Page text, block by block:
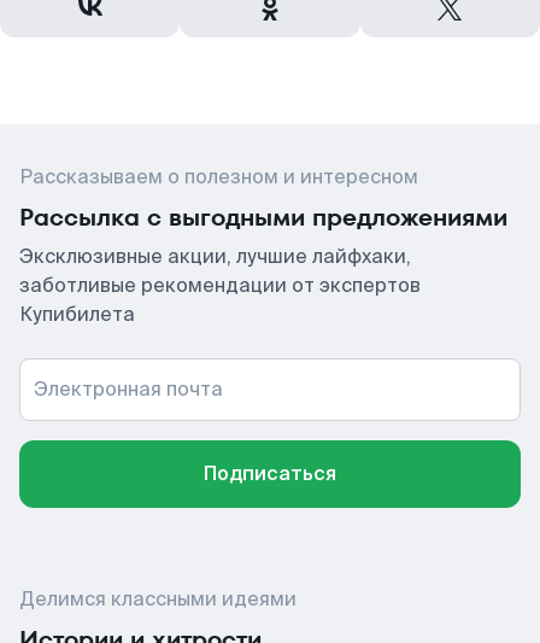
Рассказываем о полезном и интересном
Рассылка с выгодными предложениями
Эксклюзивные акции, лучшие лайфхаки,
заботливые рекомендации от экспертов
Купибилета
Электронная почта
Подписаться
Делимся классными идеями